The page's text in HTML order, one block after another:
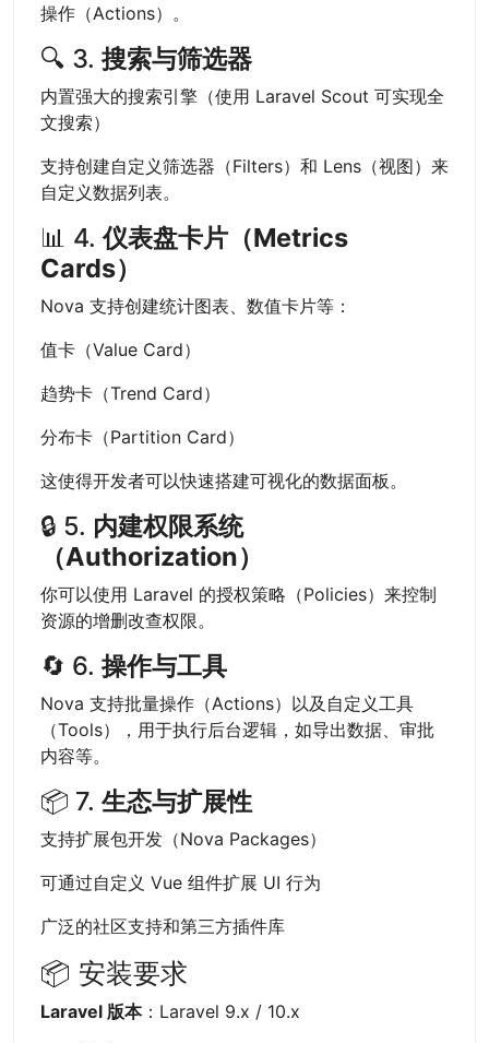
操作（Actions）。
🔍 3. 搜索与筛选器
内置强大的搜索引擎（使用 Laravel Scout 可实现全
文搜索）
支持创建自定义筛选器（Filters）和 Lens（视图）来
自定义数据列表。
📊 4.仪表盘卡片（Metrics
Cards）
Nova 支持创建统计图表、数值卡片等：
值卡（Value Card）
趋势卡（Trend Card）
分布卡（Partition Card）
这使得开发者可以快速搭建可视化的数据面板。
🔒 5. 内建权限系统
（Authorization）
你可以使用 Laravel 的授权策略（Policies）来控制
资源的增删改查权限。
🔄 6. 操作与工具
Nova 支持批量操作（Actions）以及自定义工具
（Tools），用于执行后台逻辑，如导出数据、审批
内容等。
📦 7. 生态与扩展性
支持扩展包开发（Nova Packages）
可通过自定义 Vue 组件扩展 UI 行为
广泛的社区支持和第三方插件库
📦 安装要求
Laravel 版本：Laravel 9.x / 10.x